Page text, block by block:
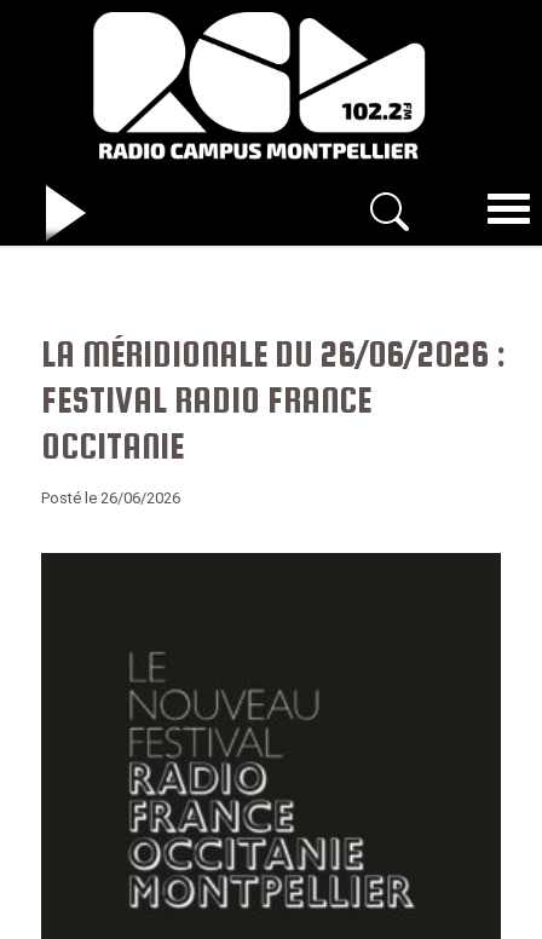
LA MÉRIDIONALE DU 26/06/2026 :
FESTIVAL RADIO FRANCE
OCCITANIE
Posté le 26/06/2026